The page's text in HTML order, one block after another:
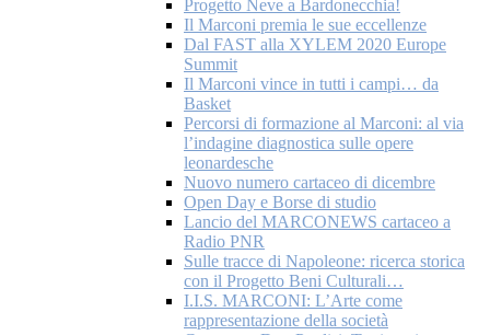
Progetto Neve a Bardonecchia!
Il Marconi premia le sue eccellenze
Dal FAST alla XYLEM 2020 Europe
Summit
Il Marconi vince in tutti i campi… da
Basket
Percorsi di formazione al Marconi: al via
l’indagine diagnostica sulle opere
leonardesche
Nuovo numero cartaceo di dicembre
Open Day e Borse di studio
Lancio del MARCONEWS cartaceo a
Radio PNR
Sulle tracce di Napoleone: ricerca storica
con il Progetto Beni Culturali…
I.I.S. MARCONI: L’Arte come
rappresentazione della società